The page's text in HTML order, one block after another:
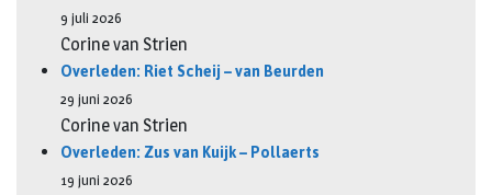
9 juli 2026
Corine van Strien
Overleden: Riet Scheij – van Beurden
29 juni 2026
Corine van Strien
Overleden: Zus van Kuijk – Pollaerts
19 juni 2026